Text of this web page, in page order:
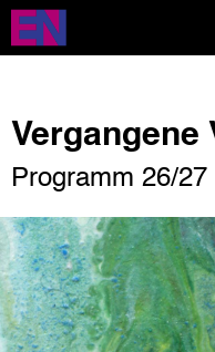
Direkt
zum
Inhalt
Vergangene
Programm 26/27